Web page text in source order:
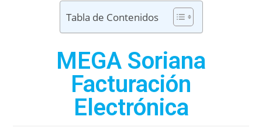
Tabla de Contenidos
MEGA Soriana
Facturación
Electrónica